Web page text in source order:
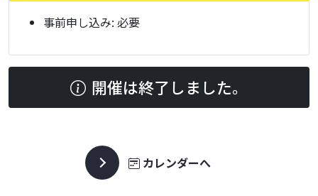
事前申し込み: 必要
開催は終了しました。
カレンダーへ